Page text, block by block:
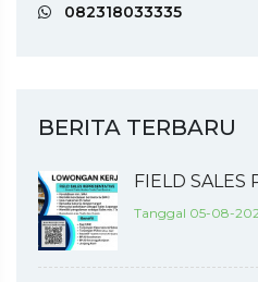
082318033335
BERITA TERBARU
FIELD SALES
Tanggal 05-08-